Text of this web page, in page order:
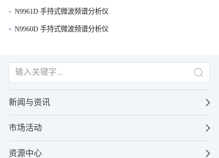
N9961D 手持式微波频谱分析仪
N9960D 手持式微波频谱分析仪
新闻与资讯
市场活动
资源中心